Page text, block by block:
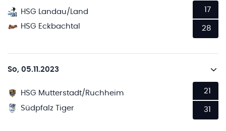
HSG Landau/Land
HSG Eckbachtal
17
28
So, 05.11.2023
HSG Mutterstadt/Ruchheim
Südpfalz Tiger
21
31